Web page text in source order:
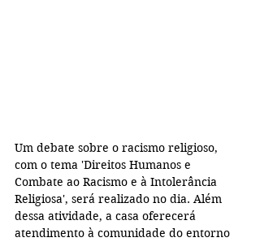
Um debate sobre o racismo religioso,
com o tema 'Direitos Humanos e
Combate ao Racismo e à Intolerância
Religiosa', será realizado no dia. Além
dessa atividade, a casa oferecerá
atendimento à comunidade do entorno